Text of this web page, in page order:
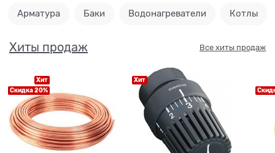
Арматура Баки Водонагреватели Котлы
Хиты продаж Все хиты продаж
Хит
Скидка 20%
Хит